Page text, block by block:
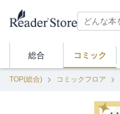
総合 コミック
TOP(総合) コミックフロア